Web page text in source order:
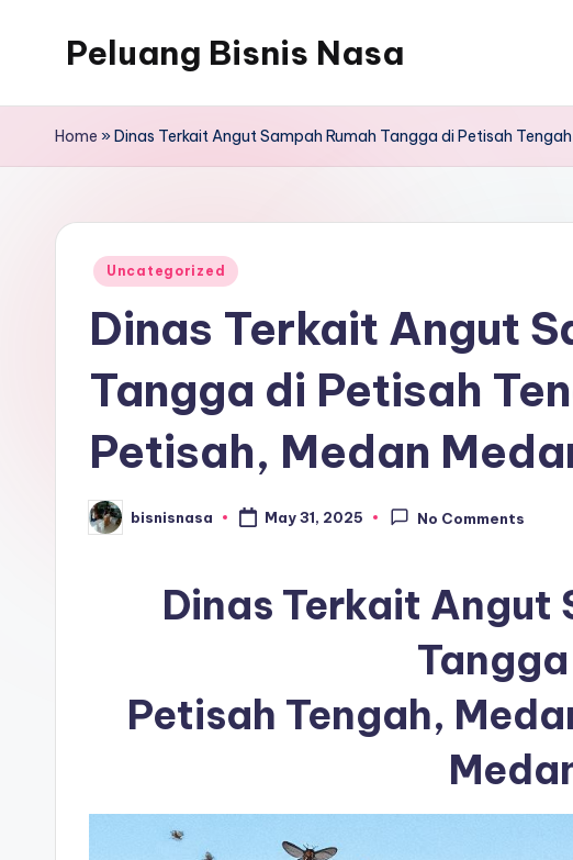
Peluang Bisnis Nasa
Home »Dinas Terkait Angut Sampah Rumah Tangga di Petisah
Posted
Uncategorized
Dinas Terkait Angut
Tangga di Petisah
Petisah, Medan
Posted
by
bisnisnasa May 31, 2025 No Comments
Dinas Terkait Angut
Petisah Tengah,